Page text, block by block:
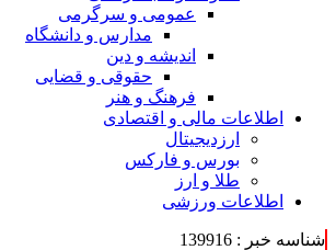
عمومی و سرگرمی
مدارس و دانشگاه
اندیشه و دین
حقوقی و قضایی
فرهنگ و هنر
اطلاعات مالی و اقتصادی
ارزدیجیتال
بورس و فارکس
طلا و ارز
اطلاعات ورزشی
شناسه خبر : 139916